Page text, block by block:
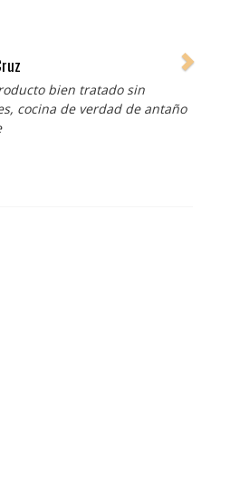
bien tratado sin
cocina de verdad de antaño